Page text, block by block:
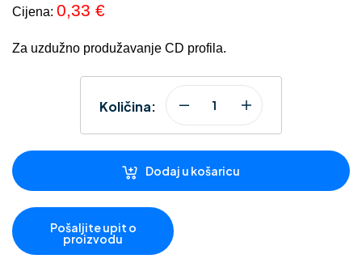
Cijena: 0,33 €
Za uzdužno produžavanje CD profila.
Količina:
Dodaj u košaricu